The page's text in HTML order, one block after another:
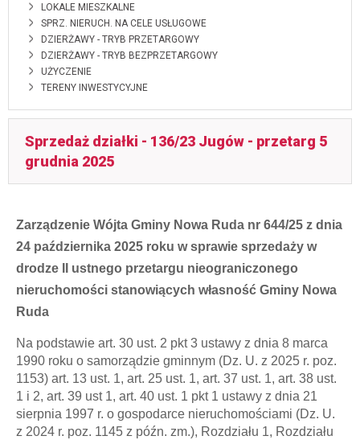
LOKALE MIESZKALNE
SPRZ. NIERUCH. NA CELE USŁUGOWE
DZIERŻAWY - TRYB PRZETARGOWY
DZIERŻAWY - TRYB BEZPRZETARGOWY
UŻYCZENIE
TERENY INWESTYCYJNE
Sprzedaż działki - 136/23 Jugów - przetarg 5
grudnia 2025
Zarządzenie Wójta Gminy Nowa Ruda nr 644/25 z dnia
24 października 2025 roku w sprawie sprzedaży w
drodze II ustnego przetargu nieograniczonego
nieruchomości stanowiących własność Gminy Nowa
Ruda
Na podstawie art. 30 ust. 2 pkt 3 ustawy z dnia 8 marca
1990 roku o samorządzie gminnym (Dz. U. z 2025 r. poz.
1153) art. 13 ust. 1, art. 25 ust. 1, art. 37 ust. 1, art. 38 ust.
1 i 2, art. 39 ust 1, art. 40 ust. 1 pkt 1 ustawy z dnia 21
sierpnia 1997 r. o gospodarce nieruchomościami (Dz. U.
z 2024 r. poz. 1145 z późn. zm.), Rozdziału 1, Rozdziału